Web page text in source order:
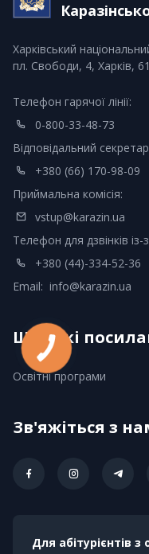
Харківський
пл. Свободи, 4, Харків,
Телефон гарячої лінії:
0-800-33-48-73
Відповідальний
+380 (66) 170-98-09
Приймальна комісія:
vstup@karazin.ua
Телефон для дзвінків із-
+380 (44)-334-52-36
Email: info@karazin.ua
Швидкі
Освітні програми
Зв'яжіться з
Для абітурієнтів